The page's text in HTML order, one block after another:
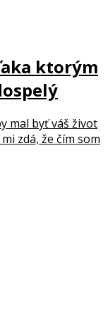
ktorým
mal byť váš život
zdá, že čím som